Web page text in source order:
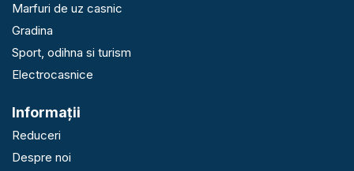
Marfuri de uz casnic
Gradina
Sport, odihna si turism
Electrocasnice
Informaţii
Reduceri
Despre noi